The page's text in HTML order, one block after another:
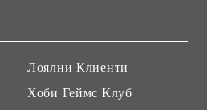
Лоялни Клиенти
Хоби Геймс Клуб